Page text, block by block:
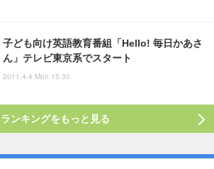
子ども向け英語教育番組「Hello! 毎日かあさ
ん」テレビ東京系でスタート
2011.4.4 Mon 15:30
ランキングをもっと見る